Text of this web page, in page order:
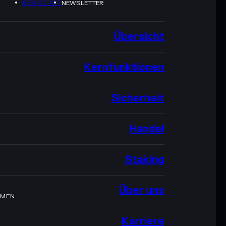
BRAND-KITNEWSLETTER
Übersicht
Kernfunktionen
Sicherheit
Handel
Staking
Über uns
Karriere